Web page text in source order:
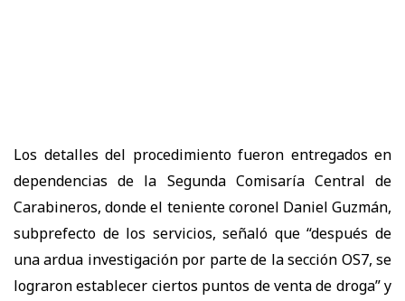
Los detalles del procedimiento fueron entregados en
dependencias de la Segunda Comisaría Central de
Carabineros, donde el teniente coronel Daniel Guzmán,
subprefecto de los servicios, señaló que “después de
una ardua investigación por parte de la sección OS7, se
lograron establecer ciertos puntos de venta de droga” y